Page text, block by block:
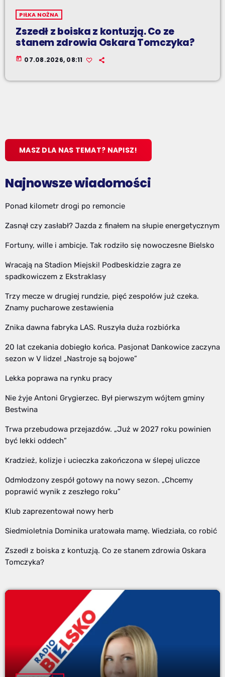
PIŁKA NOŻNA
Zszedł z boiska z kontuzją. Co ze
stanem zdrowia Oskara Tomczyka?
today 07.08.2026, 08:11
MASZ DLA NAS TEMAT? NAPISZ!
Najnowsze wiadomości
Ponad kilometr drogi po remoncie
Zasnął czy zasłabł? Jazda z finałem na słupie energetycznym
Fortuny, wille i ambicje. Tak rodziło się nowoczesne Bielsko
Wracają na Stadion Miejski! Podbeskidzie zagra ze
spadkowiczem z Ekstraklasy
Trzy mecze w drugiej rundzie, pięć zespołów już czeka.
Znamy pucharowe zestawienia
Znika dawna fabryka LAS. Ruszyła duża rozbiórka
20 lat czekania dobiegło końca. Pasjonat Dankowice zaczyna
sezon w V lidze! „Nastroje są bojowe”
Lekka poprawa na rynku pracy
Nie żyje Antoni Grygierzec. Był pierwszym wójtem gminy
Bestwina
Trwa przebudowa przejazdów. „Już w 2027 roku powinien
być lekki oddech”
Kradzież, kolizje i ucieczka zakończona w ślepej uliczce
Odmłodzony zespół gotowy na nowy sezon. „Chcemy
poprawić wynik z zeszłego roku”
Klub zaprezentował nowy herb
Siedmioletnia Dominika uratowała mamę. Wiedziała, co robić
Zszedł z boiska z kontuzją. Co ze stanem zdrowia Oskara
Tomczyka?